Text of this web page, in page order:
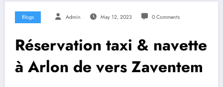
Blogs Admin May 12, 2023 0 Comments
Réservation taxi & navette
à Arlon de vers Zaventem